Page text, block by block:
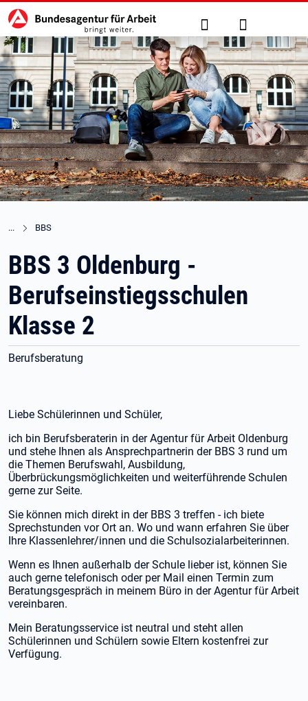
zu den Hauptinhalten springen
Hauptnavigation Suche Anmelden
BBS
BBS 3 Oldenburg -
Berufseinstiegsschulen
Klasse 2
Berufsberatung
Liebe Schülerinnen und Schüler,
ich bin Berufsberaterin in der Agentur für Arbeit Oldenburg
und stehe Ihnen als Ansprechpartnerin der BBS 3 rund um
die Themen Berufswahl, Ausbildung,
Überbrückungsmöglichkeiten und weiterführende Schulen
gerne zur Seite.
Sie können mich direkt in der BBS 3 treffen - ich biete
Sprechstunden vor Ort an. Wo und wann erfahren Sie über
Ihre Klassenlehrer/innen und die Schulsozialarbeiterinnen.
Wenn es Ihnen außerhalb der Schule lieber ist, können Sie
auch gerne telefonisch oder per Mail einen Termin zum
Beratungsgespräch in meinem Büro in der Agentur für Arbeit
vereinbaren.
Mein Beratungsservice ist neutral und steht allen
Schülerinnen und Schülern sowie Eltern kostenfrei zur
Verfügung.